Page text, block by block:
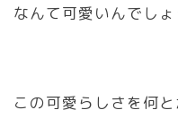
なんて可愛いんでしょ
この可愛らしさを何